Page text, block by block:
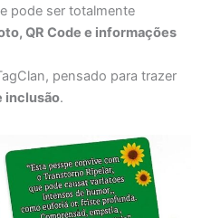
e pode ser totalmente
QR Code e informações
pensado para trazer
inclusão.